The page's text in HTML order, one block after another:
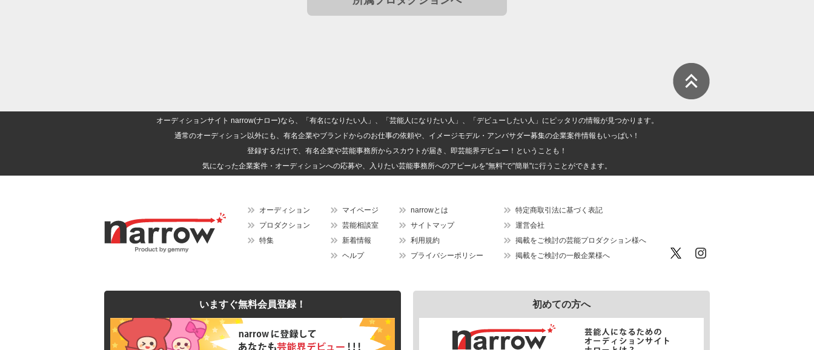
オーディションサイト narrow(ナロー)なら、「有名になりたい人」、「芸能人になりたい人」、「デビューしたい人」にピッタリの情報が見つかります。
通常のオーディション以外にも、有名企業やブランドからのお仕事の依頼や、イメージモデル・アンバサダー募集の企業案件情報もいっぱい！
登録するだけで、有名企業や芸能事務所からスカウトが届き、即芸能界デビュー！ということも！
気になった企業案件・オーディションへの応募や、入りたい芸能事務所へのアピールを"無料"で"簡単"に行うことができます。
オーディション
プロダクション
特集
マイページ
芸能相談室
新着情報
ヘルプ
narrowとは
サイトマップ
利用規約
プライバシーポリシー
特定商取引法に基づく表記
運営会社
掲載をご検討の芸能プロダクション様へ
掲載をご検討の一般企業様へ
いますぐ無料会員登録！ 初めての方へ